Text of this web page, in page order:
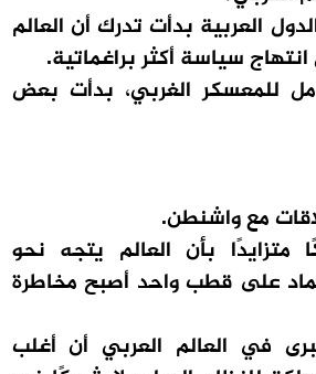
العربية بدأت تدرك أن العالم
سياسة أكثر براغماتية.
للمعسكر الغربي، بدأت بعض
مع واشنطن.
متزايدًا بأن العالم يتجه نحو
على قطب واحد أصبح مخاطرة
في العالم العربي أن أغلب